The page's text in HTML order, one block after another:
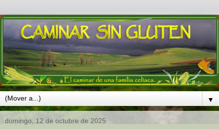
▼
domingo, 12 de octubre de 2025